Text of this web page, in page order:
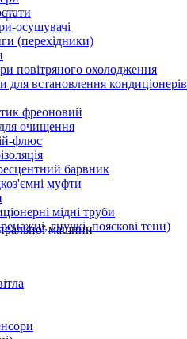
осушувачі
(перехідники)
повітряного охолодження
встановлення кондиціонерів
фреоновий
очищення
флюс
барвник
муфти
мідні труби
гнучкі, пояскові тени)
машини